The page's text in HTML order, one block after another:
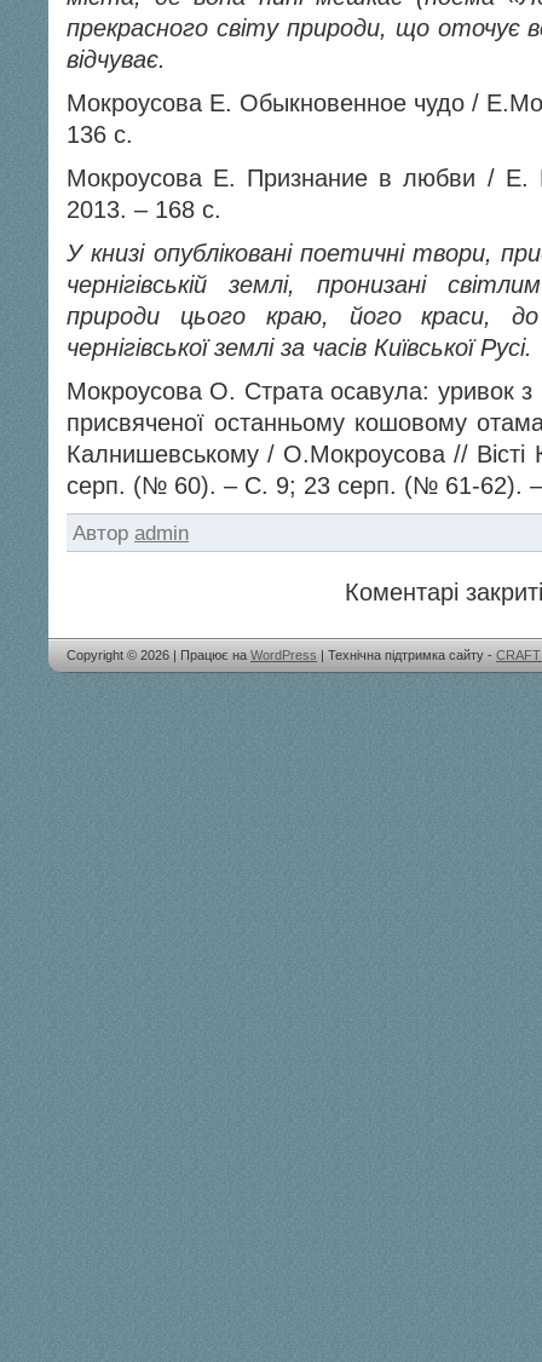
прекрасного світу природи, що оточує
відчуває.
Мокроусова Е. Обыкновенное чудо /
136 с.
Мокроусова Е. Признание в любви / Е.
2013. – 168 с.
У книзі опубліковані поетичні твори,
чернігівській землі, пронизані
природи цього краю, його краси, до
чернігівської землі за часів Київської Русі.
Мокроусова О. Страта осавула: уривок з
присвяченої останньому кошовому
Калнишевському / О.Мокроусова //
серп. (№ 60). – С. 9; 23 серп. (№ 61-62).
Автор admin
Коментарі
Copyright © 2026 | Працює на WordPress | Технічна підтримка сайту -